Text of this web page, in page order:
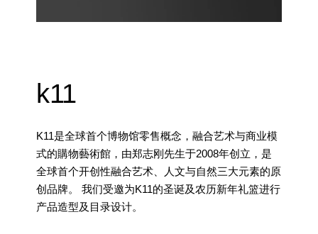
k11
K11是全球首个博物馆零售概念，融合艺术与商业模
式的購物藝術館，由郑志刚先生于2008年创立，是
全球首个开创性融合艺术、人文与自然三大元素的原
创品牌。 我们受邀为K11的圣诞及农历新年礼篮进行
产品造型及目录设计。